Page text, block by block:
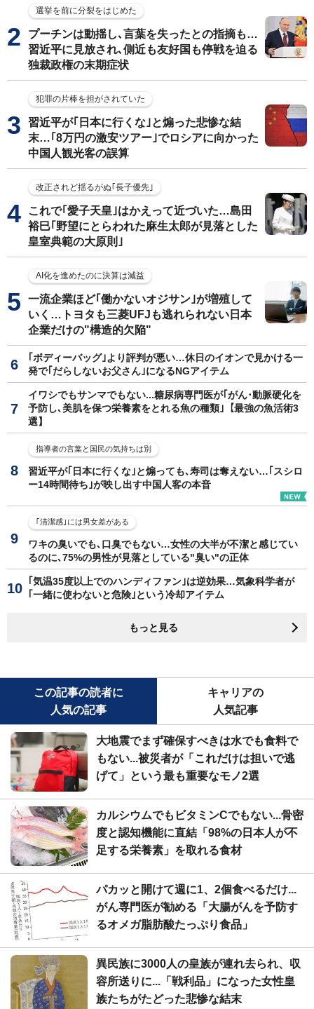
選挙を前に分裂をはじめた
プーチンは動揺し､言葉を失ったとの指摘も…
習近平に見放され､側近も友好国も停戦を迫る
独裁政権の末期症状
犯罪の片棒を担がされていた
習近平が｢日本に行くな｣と煽った悲惨な結
末…｢8万円の激安ツアー｣でロシアに向かった
中国人観光客の誤算
改正されど揺るがぬ｢長子優先｣
これで｢愛子天皇｣はかえって近づいた…島田
裕巳｢野望にとらわれた麻生太郎が見落とした
皇室典範の大原則｣
AI化を進めたのに決算は減益
一流企業ほど｢働かないオジサン｣が増殖して
いく…トヨタも三菱UFJも逃れられない日本
企業だけの"構造的欠陥"
｢ボディーバッグ｣より評判が悪い…休日のイオンで見かける一
発で｢だらしないお父さん｣になるNGアイテム
イワシでもサンマでもない...糖尿病専門医が｢がん･動脈硬化を
予防し､美肌を保つ栄養素をとれる魚の種類｣【最強の魚活術3
選】
指導者の言葉と国民の気持ちは別
習近平が｢日本に行くな｣と煽っても､寿司は奪えない…｢スシロ
ー14時間待ち｣が映し出す中国人客の本音
｢清潔感｣には男女差がある
ワキの臭いでも､口臭でもない…女性の大半が不潔と感じてい
るのに､75%の男性が見落としている"臭い"の正体
｢気温35度以上でのハンディファン｣は逆効果…気象科学者が
｢一緒に使わないと危険｣という冷却アイテム
もっと見る
この記事の読者に
人気の記事
キャリアの
人気記事
大地震でまず確保すべきは水でも食料で
もない...被災者が「これだけは担いで逃
げて」という最も重要なモノ2選
カルシウムでもビタミンCでもない...骨密
度と認知機能に直結「98%の日本人が不
足する栄養素」を取れる食材
パカッと開けて週に1、2個食べるだけ...
がん専門医が勧める「大腸がんを予防す
るオメガ脂肪酸たっぷり食品」
異民族に3000人の皇族が連れ去られ、収
容所送りに...「戦利品」になった女性皇
族たちがたどった悲惨な結末